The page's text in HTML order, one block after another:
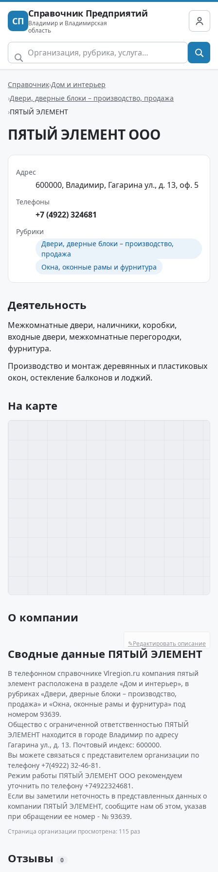
СП
Справочник Предприятий
Владимир и Владимирская
область
Справочник Дом и интерьер
Двери, дверные блоки – производство, продажа
ПЯТЫЙ ЭЛЕМЕНТ
ПЯТЫЙ ЭЛЕМЕНТ ООО
Адрес
600000, Владимир, Гагарина ул., д. 13, оф. 5
Телефоны
+7 (4922) 324681
Рубрики
Двери, дверные блоки – производство,
продажа
Окна, оконные рамы и фурнитура
Деятельность
Межкомнатные двери, наличники, коробки,
входные двери, межкомнатные перегородки,
фурнитура.
Производство и монтаж деревянных и пластиковых
окон, остекление балконов и лоджий.
На карте
О компании
✎Редактировать описание
Сводные данные ПЯТЫЙ ЭЛЕМЕНТ
В телефонном справочнике Vlregion.ru компания пятый
элемент расположена в разделе «Дом и интерьер», в
рубриках «Двери, дверные блоки – производство,
продажа» и «Окна, оконные рамы и фурнитура» под
номером 93639.
Общество с ограниченной ответственностью ПЯТЫЙ
ЭЛЕМЕНТ находится в городе Владимир по адресу
Гагарина ул., д. 13. Почтовый индекс: 600000.
Вы можете связаться с представителем организации по
телефону +7(4922) 32-46-81.
Режим работы ПЯТЫЙ ЭЛЕМЕНТ ООО рекомендуем
уточнить по телефону +74922324681.
Если вы заметили неточность в представленных данных о
компании ПЯТЫЙ ЭЛЕМЕНТ, сообщите нам об этом, указав
при обращении ее номер - № 93639.
Страница организации просмотрена: 115 раз
Отзывы 0